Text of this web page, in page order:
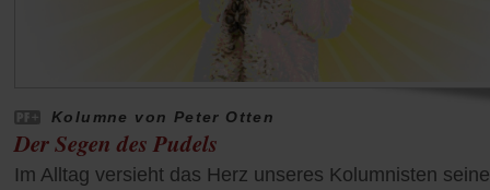
Kolumne von Peter Otten
Der Segen des Pudels
Im Alltag versieht das Herz unseres Kolumnisten